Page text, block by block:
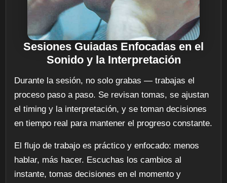
Sesiones Guiadas Enfocadas en el
Sonido y la Interpretación
Durante la sesión, no solo grabas — trabajas el
proceso paso a paso. Se revisan tomas, se ajustan
el timing y la interpretación, y se toman decisiones
en tiempo real para mantener el progreso constante.
El flujo de trabajo es práctico y enfocado: menos
hablar, más hacer. Escuchas los cambios al
instante, tomas decisiones en el momento y